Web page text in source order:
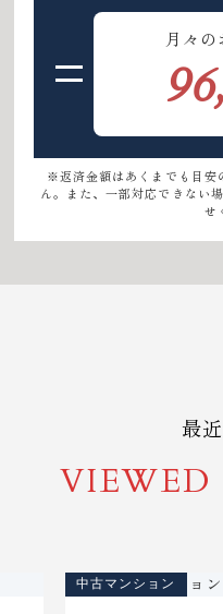
月々
※返済金額はあくまでも目安
ん。また、一部対応できない
せ
最
VIEWED
中古マンション